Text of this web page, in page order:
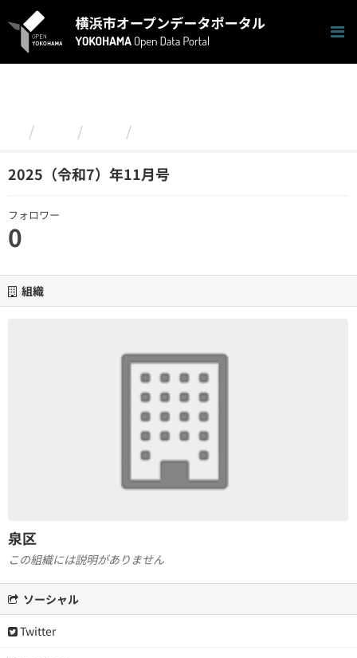
キ
2025（令和7）年11月号
フォロワー
0
組織
泉区
この組織には説明がありません
ソーシャル
Twitter